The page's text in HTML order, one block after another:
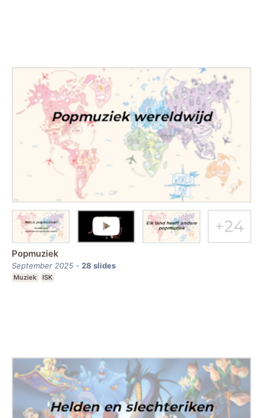
Popmuziek
September 2025 - 28 slides
Muziek ISK